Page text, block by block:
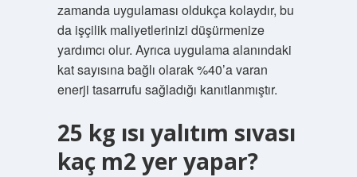
zamanda uygulaması oldukça kolaydır, bu
da işçilik maliyetlerinizi düşürmenize
yardımcı olur. Ayrıca uygulama alanındaki
kat sayısına bağlı olarak %40’a varan
enerji tasarrufu sağladığı kanıtlanmıştır.
25 kg ısı yalıtım sıvası
kaç m2 yer yapar?